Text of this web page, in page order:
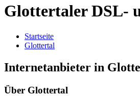
Glottertaler DSL-
Startseite
Glottertal
Internetanbieter in
Über Glottertal